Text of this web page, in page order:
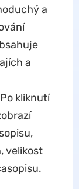
a
a
kliknutí
velikost